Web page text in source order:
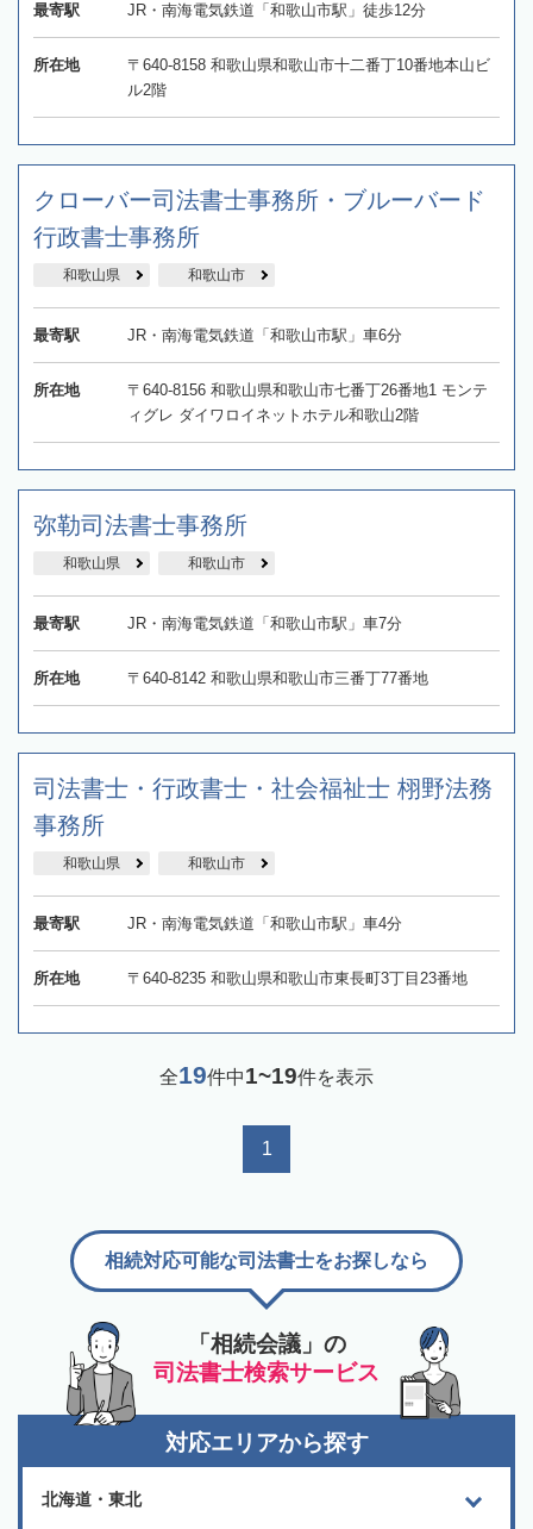
最寄駅 JR・南海電気鉄道「和歌山市駅」徒歩12分
所在地
〒640-8158 和歌山県和歌山市十二番丁10番地本山ビ
ル2階
クローバー司法書士事務所・ブルーバード
行政書士事務所
和歌山県 和歌山市
最寄駅 JR・南海電気鉄道「和歌山市駅」車6分
所在地
〒640-8156 和歌山県和歌山市七番丁26番地1 モンテ
ィグレ ダイワロイネットホテル和歌山2階
弥勒司法書士事務所
和歌山県 和歌山市
最寄駅 JR・南海電気鉄道「和歌山市駅」車7分
所在地 〒640-8142 和歌山県和歌山市三番丁77番地
司法書士・行政書士・社会福祉士 栩野法務
事務所
和歌山県 和歌山市
最寄駅 JR・南海電気鉄道「和歌山市駅」車4分
所在地 〒640-8235 和歌山県和歌山市東長町3丁目23番地
全19件中1~19件を表示
1
「相続会議」の
司法書士検索サービス
相続対応可能な司法書士をお探しなら
対応エリアから探す
北海道・東北